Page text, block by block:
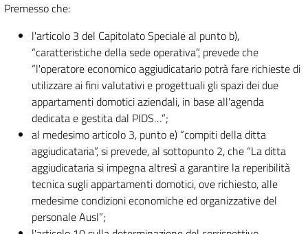
Premesso che:
l'articolo 3 del Capitolato Speciale al punto b),
“caratteristiche della sede operativa”, prevede che
“l'operatore economico aggiudicatario potrà fare richieste di
utilizzare ai fini valutativi e progettuali gli spazi dei due
appartamenti domotici aziendali, in base all'agenda
dedicata e gestita dal PIDS…”;
al medesimo articolo 3, punto e) “compiti della ditta
aggiudicataria”, si prevede, al sottopunto 2, che “La ditta
aggiudicataria si impegna altresì a garantire la reperibilità
tecnica sugli appartamenti domotici, ove richiesto, alle
medesime condizioni economiche ed organizzative del
personale Ausl”;